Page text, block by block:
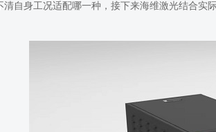
清自身工况适配哪一种，接下来海维激光结合实